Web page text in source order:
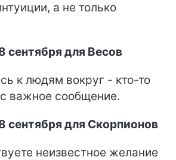
а не только
сентября для Весов
к людям вокруг - кто-то
важное сообщение.
сентября для Скорпионов
неизвестное желание